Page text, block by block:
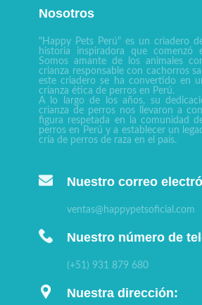
Nosotros
"Happy Pets Perú" es un criadero
historia inspiradora que
Somos amante de los animales
crianza responsable con cachorros
este criadero se ha convertido en
crianza ética de perros en Perú.
A lo largo de los años, su
crianza de perros nos llevaron a
figura respetada en la comunidad
perros en Perú y a establecer un
cría de perros de raza en el país.
Nuestro correo
ventas@happypetsoficial.com
Nuestro número de
(+51) 931 879 680
Nuestra dirección: